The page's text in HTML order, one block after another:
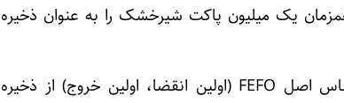
یک میلیون پاکت شیرخشک را به عنوان ذخیره
توزیع محصولات باید به صورت شناور و بر اساس اصل FEFO (اولین انقضا، اولین خروج) از ذخیره